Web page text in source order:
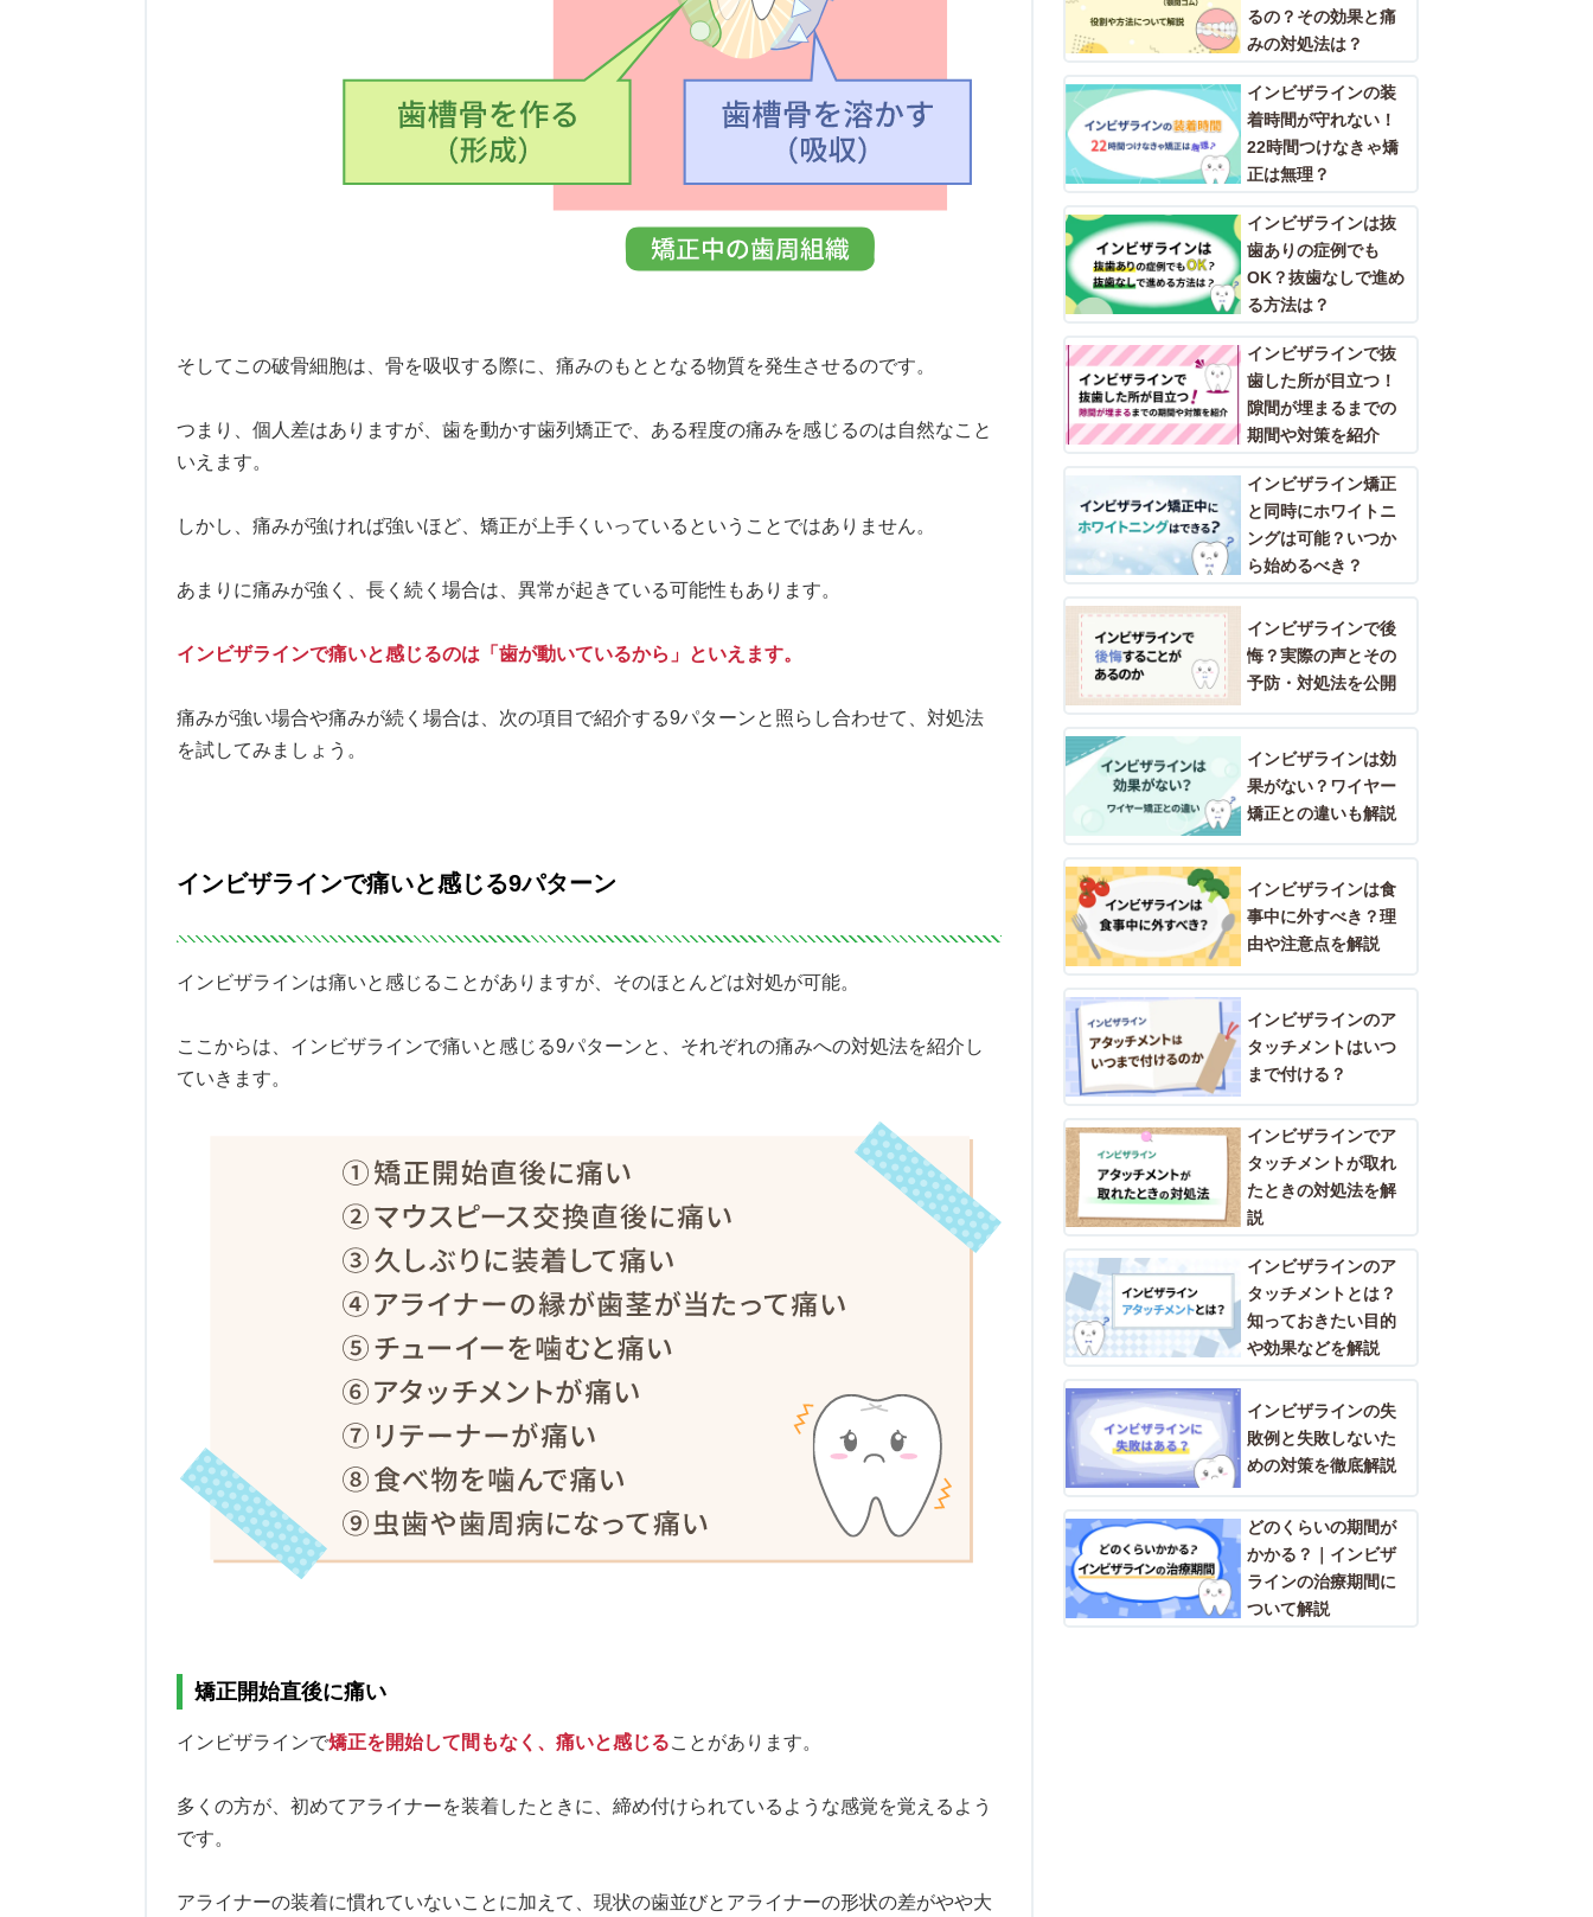
そしてこの破骨細胞は、骨を吸収する際に、痛みのもととなる物質を発生させるのです。
つまり、個人差はありますが、歯を動かす歯列矯正で、ある程度の痛みを感じるのは自然なこと
いえます。
しかし、痛みが強ければ強いほど、矯正が上手くいっているということではありません。
あまりに痛みが強く、長く続く場合は、異常が起きている可能性もあります。
インビザラインで痛いと感じるのは「歯が動いているから」といえます。
痛みが強い場合や痛みが続く場合は、次の項目で紹介する9パターンと照らし合わせて、対処法
を試してみましょう。
インビザラインで痛いと感じる9パターン
インビザラインは痛いと感じることがありますが、そのほとんどは対処が可能。
ここからは、インビザラインで痛いと感じる9パターンと、それぞれの痛みへの対処法を紹介し
ていきます。
矯正開始直後に痛い
インビザラインで矯正を開始して間もなく、痛いと感じることがあります。
多くの方が、初めてアライナーを装着したときに、締め付けられているような感覚を覚えるよう
です。
アライナーの装着に慣れていないことに加えて、現状の歯並びとアライナーの形状の差がやや大
るの？その効果と痛
みの対処法は？
インビザラインの装
着時間が守れない！
22時間つけなきゃ矯
正は無理？
インビザラインは抜
歯ありの症例でも
OK？抜歯なしで進め
る方法は？
インビザラインで抜
歯した所が目立つ！
隙間が埋まるまでの
期間や対策を紹介
インビザライン矯正
と同時にホワイトニ
ングは可能？いつか
ら始めるべき？
インビザラインで後
悔？実際の声とその
予防・対処法を公開
​​インビザラインは効
果がない？ワイヤー
矯正との違いも解説
インビザラインは食
事中に外すべき？理
由や注意点を解説
インビザラインのア
タッチメントはいつ
まで付ける？
インビザラインでア
タッチメントが取れ
たときの対処法を解
説
インビザラインのア
タッチメントとは？
知っておきたい目的
や効果などを解説
インビザラインの失
敗例と失敗しないた
めの対策を徹底解説
どのくらいの期間が
かかる？｜インビザ
ラインの治療期間に
ついて解説